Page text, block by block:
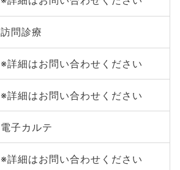
訪問診療
※詳細はお問い合わせください
※詳細はお問い合わせください
電子カルテ
※詳細はお問い合わせください